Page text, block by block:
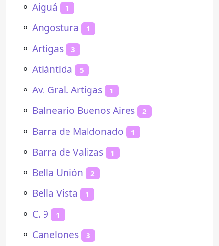
⚬ Aiguá 1
⚬ Angostura 1
⚬ Artigas 3
⚬ Atlántida 5
⚬ Av. Gral. Artigas 1
⚬ Balneario Buenos Aires 2
⚬ Barra de Maldonado 1
⚬ Barra de Valizas 1
⚬ Bella Unión 2
⚬ Bella Vista 1
⚬ C. 9 1
⚬ Canelones 3